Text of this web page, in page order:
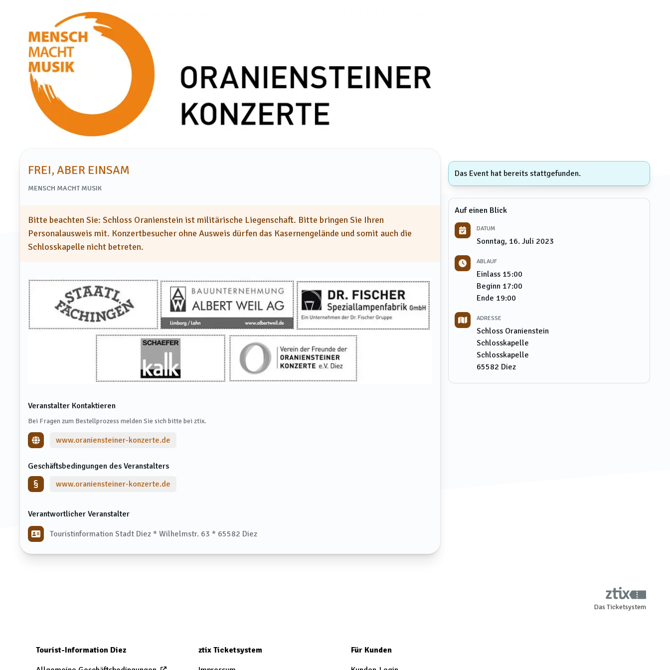
FREI, ABER EINSAM
MENSCH MACHT MUSIK
Bitte beachten Sie: Schloss Oranienstein ist militärische Liegenschaft. Bitte bringen Sie Ihren
Personalausweis mit. Konzertbesucher ohne Ausweis dürfen das Kasernengelände und somit auch die
Schlosskapelle nicht betreten.
Veranstalter Kontaktieren
Bei Fragen zum Bestellprozess melden Sie sich bitte bei ztix.
www.oraniensteiner-konzerte.de
Geschäftsbedingungen des Veranstalters
www.oraniensteiner-konzerte.de
Verantwortlicher Veranstalter
Touristinformation Stadt Diez * Wilhelmstr. 63 * 65582 Diez
Das Event hat bereits stattgefunden.
Auf einen Blick
DATUM
Sonntag, 16. Juli 2023
ABLAUF
Einlass 15:00
Beginn 17:00
Ende 19:00
ADRESSE
Schloss Oranienstein
Schlosskapelle
Schlosskapelle
65582 Diez
Das Ticketsystem
Tourist-Information Diez
ztix Ticketsystem
Für Kunden